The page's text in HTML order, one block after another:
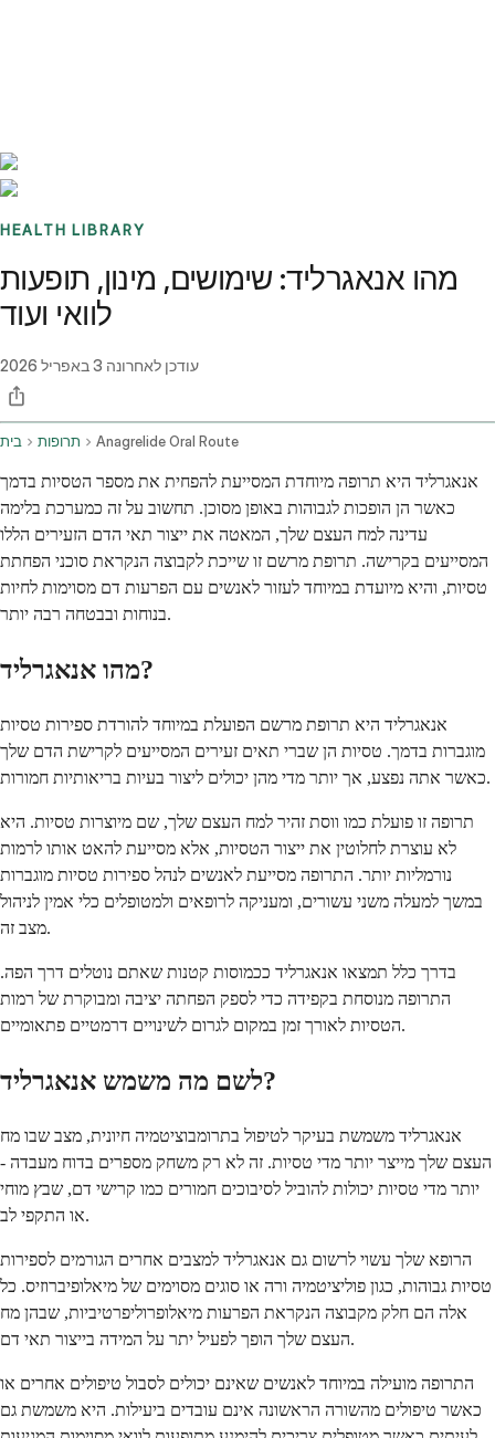
HEALTH LIBRARY
מהו אנאגרליד: שימושים, מינון, תופעות
לוואי ועוד
עודכן לאחרונה 3 באפריל 2026
בית תרופות Anagrelide Oral Route
אנאגרליד היא תרופה מיוחדת המסייעת להפחית את מספר הטסיות בדמך
כאשר הן הופכות לגבוהות באופן מסוכן. תחשוב על זה כמערכת בלימה
עדינה למח העצם שלך, המאטה את ייצור תאי הדם הזעירים הללו
המסייעים בקרישה. תרופת מרשם זו שייכת לקבוצה הנקראת סוכני הפחתת
טסיות, והיא מיועדת במיוחד לעזור לאנשים עם הפרעות דם מסוימות לחיות
בנוחות ובבטחה רבה יותר.
מהו אנאגרליד?
אנאגרליד היא תרופת מרשם הפועלת במיוחד להורדת ספירות טסיות
מוגברות בדמך. טסיות הן שברי תאים זעירים המסייעים לקרישת הדם שלך
כאשר אתה נפצע, אך יותר מדי מהן יכולים ליצור בעיות בריאותיות חמורות.
תרופה זו פועלת כמו ווסת זהיר למח העצם שלך, שם מיוצרות טסיות. היא
לא עוצרת לחלוטין את ייצור הטסיות, אלא מסייעת להאט אותו לרמות
נורמליות יותר. התרופה מסייעת לאנשים לנהל ספירות טסיות מוגברות
במשך למעלה משני עשורים, ומעניקה לרופאים ולמטופלים כלי אמין לניהול
מצב זה.
בדרך כלל תמצאו אנאגרליד ככמוסות קטנות שאתם נוטלים דרך הפה.
התרופה מנוסחת בקפידה כדי לספק הפחתה יציבה ומבוקרת של רמות
הטסיות לאורך זמן במקום לגרום לשינויים דרמטיים פתאומיים.
לשם מה משמש אנאגרליד?
אנאגרליד משמשת בעיקר לטיפול בתרומבוציטמיה חיונית, מצב שבו מח
העצם שלך מייצר יותר מדי טסיות. זה לא רק משחק מספרים בדוח מעבדה -
יותר מדי טסיות יכולות להוביל לסיבוכים חמורים כמו קרישי דם, שבץ מוחי
או התקפי לב.
הרופא שלך עשוי לרשום גם אנאגרליד למצבים אחרים הגורמים לספירות
טסיות גבוהות, כגון פוליציטמיה ורה או סוגים מסוימים של מיאלופיברוזיס. כל
אלה הם חלק מקבוצה הנקראת הפרעות מיאלופרוליפרטיביות, שבהן מח
העצם שלך הופך לפעיל יתר על המידה בייצור תאי דם.
התרופה מועילה במיוחד לאנשים שאינם יכולים לסבול טיפולים אחרים או
כאשר טיפולים מהשורה הראשונה אינם עובדים ביעילות. היא משמשת גם